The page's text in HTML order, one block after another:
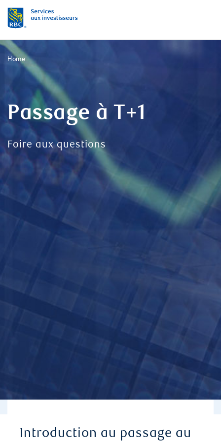
Home
Passage à T+1
Foire aux questions
Introduction au passage au